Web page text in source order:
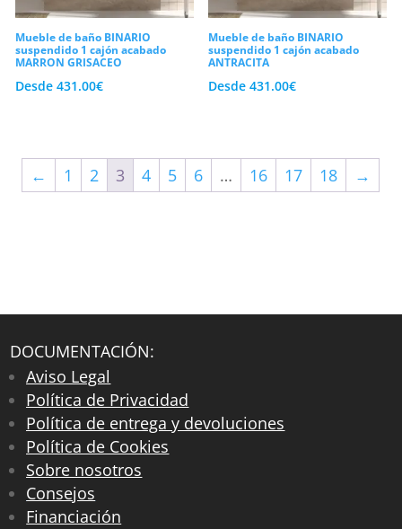
Mueble de baño BINARIO
suspendido 1 cajón acabado
MARRON GRISACEO
Desde 431.00€
Mueble de baño BINARIO
suspendido 1 cajón acabado
ANTRACITA
Desde431.00€
← 1 2 3 4 5 6 … 16 17 18 →
DOCUMENTACIÓN:
Aviso Legal
Política de Privacidad
Política de entrega y devoluciones
Política de Cookies
Sobre nosotros
Consejos
Financiación